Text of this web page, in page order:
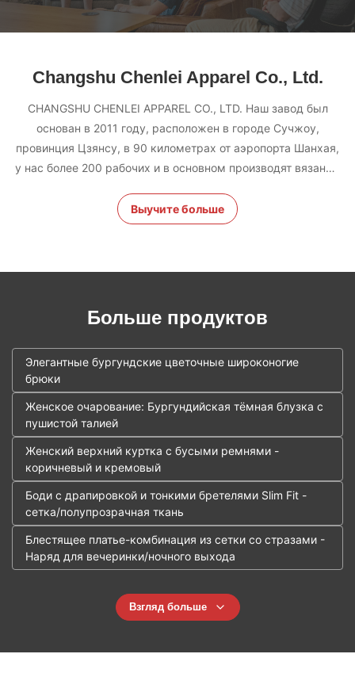
Changshu Chenlei Apparel Co., Ltd.
CHANGSHU CHENLEI APPAREL CO., LTD. Наш завод был
основан в 2011 году, расположен в городе Сучжоу,
провинция Цзянсу, в 90 километрах от аэропорта Шанхая,
у нас более 200 рабочих и в основном производят вязаные
командного менеджмента, быстрая проверка,
конкурентоспособная цена, самое лучшее
Выучите больше
Больше продуктов
Элегантные бургундские цветочные широконогие
брюки
Женское очарование: Бургундийская тёмная блузка с
пушистой талией
Женский верхний куртка с бусыми ремнями -
коричневый и кремовый
Боди с драпировкой и тонкими бретелями Slim Fit -
сетка/полупрозрачная ткань
Блестящее платье-комбинация из сетки со стразами -
Наряд для вечеринки/ночного выхода
Взгляд больше